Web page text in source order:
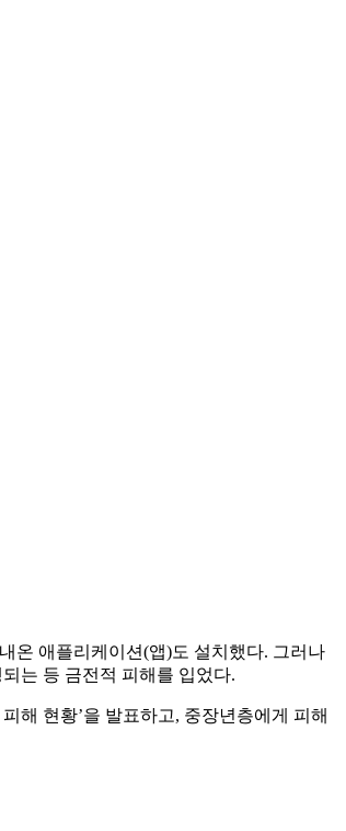
온 애플리케이션(앱)도 설치했다. 그러나
는 등 금전적 피해를 입었다.
해 현황’을 발표하고, 중장년층에게 피해